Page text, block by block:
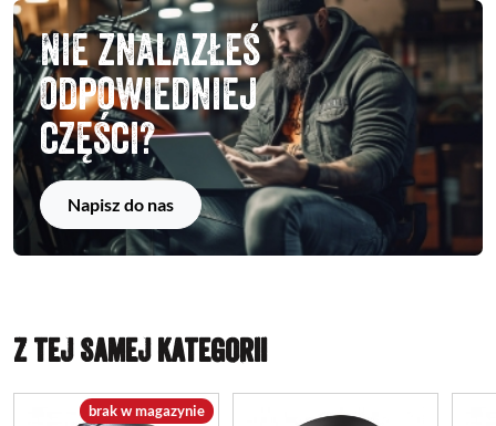
Nie znalazłeś
odpowiedniej
części?
Napisz do nas
Z TEJ SAMEJ KATEGORII
brak w magazynie